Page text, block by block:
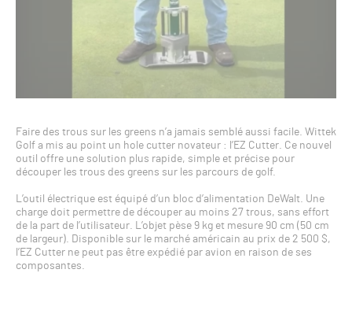
Faire des trous sur les greens n’a jamais semblé aussi facile. Wittek
Golf a mis au point un hole cutter novateur : l’EZ Cutter. Ce nouvel
outil offre une solution plus rapide, simple et précise pour
découper les trous des greens sur les parcours de golf.
L’outil électrique est équipé d’un bloc d’alimentation DeWalt. Une
charge doit permettre de découper au moins 27 trous, sans effort
de la part de l’utilisateur. L’objet pèse 9 kg et mesure 90 cm (50 cm
de largeur). Disponible sur le marché américain au prix de 2 500 $,
l’EZ Cutter ne peut pas être expédié par avion en raison de ses
composantes.